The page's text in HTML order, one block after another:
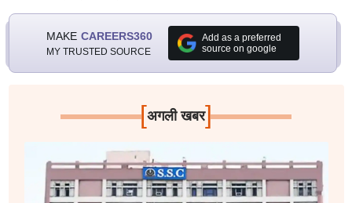
MAKE CAREERS360
MY TRUSTED SOURCE
Add as a preferred
source on google
[अगली खबर]